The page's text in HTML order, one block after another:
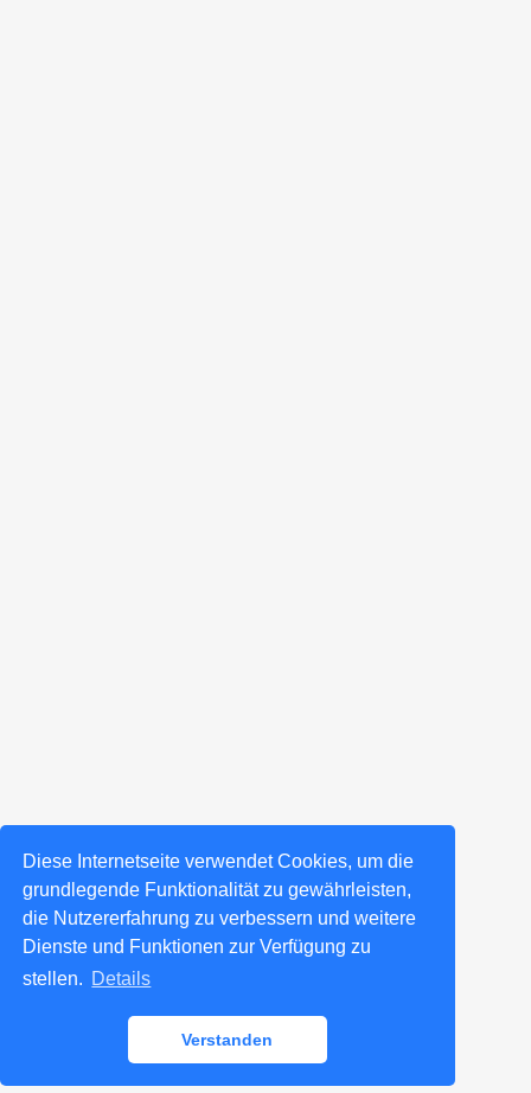
Diese Internetseite verwendet Cookies, um die
grundlegende Funktionalität zu gewährleisten,
die Nutzererfahrung zu verbessern und weitere
Dienste und Funktionen zur Verfügung zu
stellen. Details
Verstanden